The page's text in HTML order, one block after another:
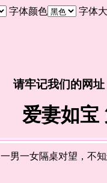
字体颜色 字体
请牢记我们的网
爱妻如宝
一女隔桌对望，不知